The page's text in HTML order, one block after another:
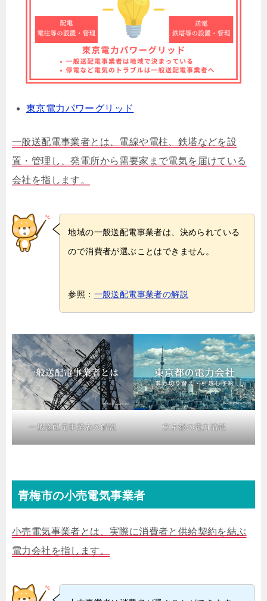
東京電力パワーグリッド
一般送配電事業者とは、電線や電柱、鉄塔などを設
置・管理し、発電所から需要家まで電気を届けている
会社を指します。
地域の一般送配電事業者は、決められている
ので消費者が選ぶことはできません。
参照： 一般送配電事業者の解説
一般送配電事業者の解説 東京都の電力情報
青梅市の小売電気事業者
小売電気事業者とは、実際に消費者と供給契約を結ぶ
電力会社を指します。